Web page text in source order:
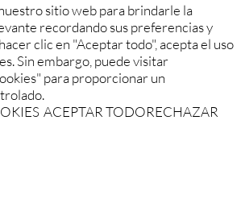
sitio web para brindarle la
recordando sus preferencias y
clic en "Aceptar todo", acepta el uso
Sin embargo, puede visitar
para proporcionar un
ACEPTAR TODORECHAZAR